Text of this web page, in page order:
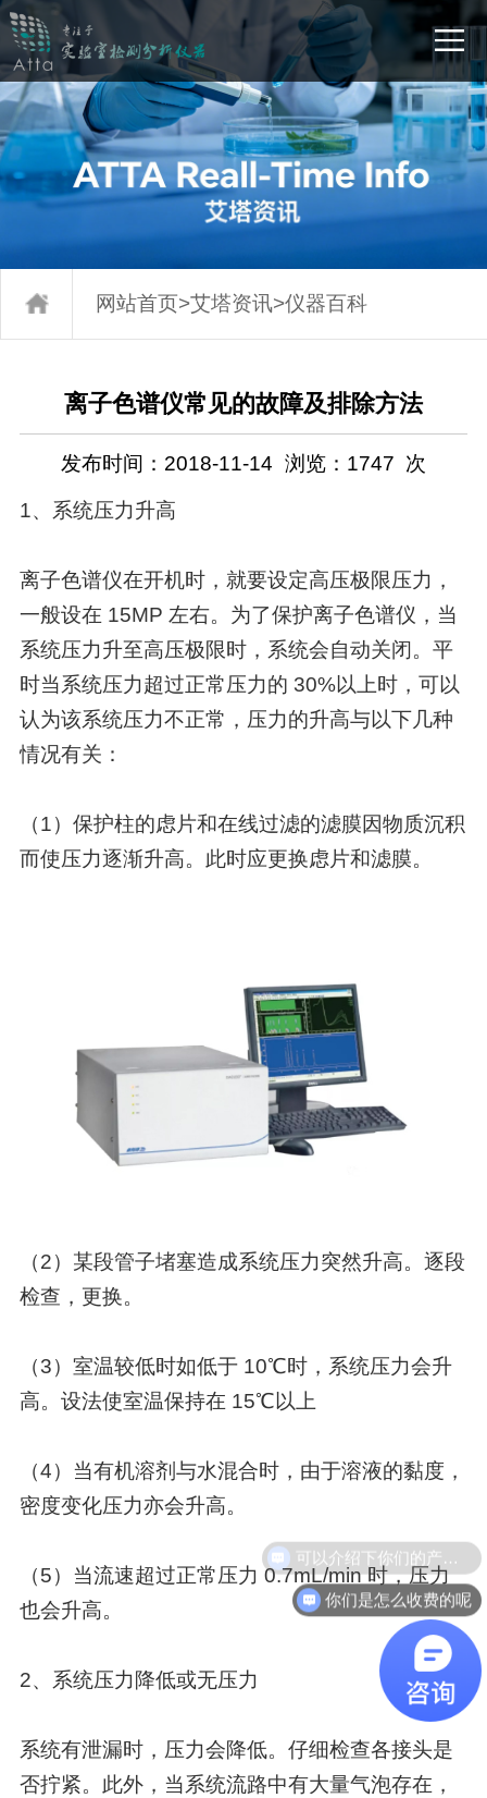
网站首页>艾塔资讯>仪器百科
离子色谱仪常见的故障及排除方法
发布时间：2018-11-14 浏览： 1747 次
1、系统压力升高
离子色谱仪在开机时，就要设定高压极限压力，
一般设在 15MP 左右。为了保护离子色谱仪，当
系统压力升至高压极限时，系统会自动关闭。平
时当系统压力超过正常压力的 30%以上时，可以
认为该系统压力不正常，压力的升高与以下几种
情况有关：
（1）保护柱的虑片和在线过滤的滤膜因物质沉积
而使压力逐渐升高。此时应更换虑片和滤膜。
（2）某段管子堵塞造成系统压力突然升高。逐段
检查，更换。
（3）室温较低时如低于 10℃时，系统压力会升
高。设法使室温保持在 15℃以上
（4）当有机溶剂与水混合时，由于溶液的黏度，
密度变化压力亦会升高。
（5）当流速超过正常压力 0.7mL/min 时，压力
也会升高。
2、系统压力降低或无压力
系统有泄漏时，压力会降低。仔细检查各接头是
否拧紧。此外，当系统流路中有大量气泡存在，
你们是怎么收费的呢